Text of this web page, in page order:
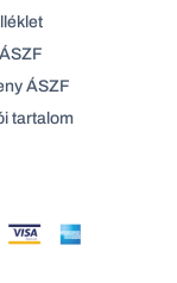
ÁSZF
tartalom